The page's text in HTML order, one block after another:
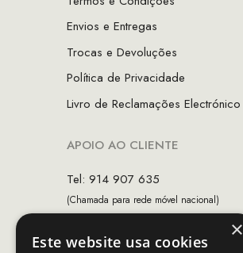
Envios e Entregas
Trocas e Devoluções
Política de Privacidade
Livro de Reclamações Electrónico
APOIO AO CLIENTE
Tel: 914 907 635
(Chamada para rede móvel nacional)
×
Este website usa cookies